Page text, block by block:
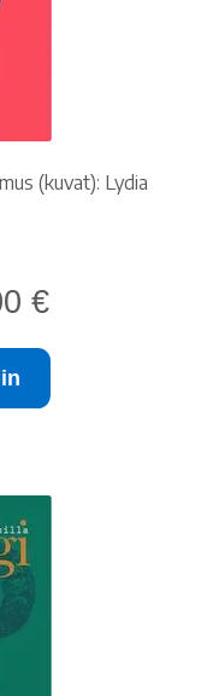
(kuvat): Lydia
€Nykyinen
on: